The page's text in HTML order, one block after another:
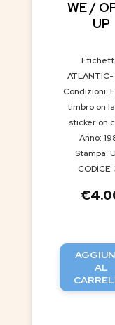
WE /
UP
ATLANTIC-
Condizioni:
timbro on
sticker on
Anno:
Stampa:
CODICE:
€
AL